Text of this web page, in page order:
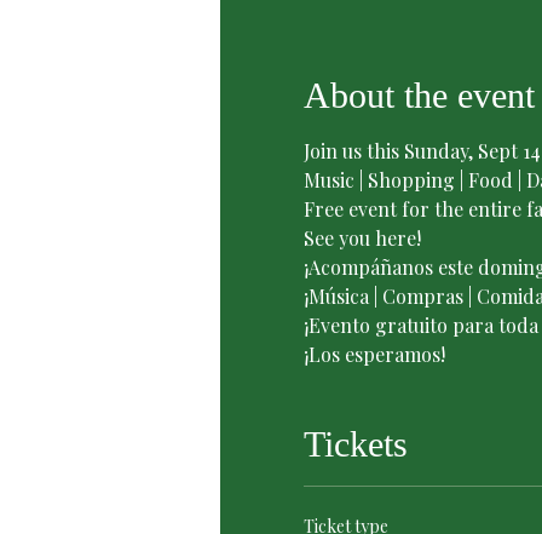
About the event
Join us this Sunday, Sept
Music | Shopping | Food |
Free event for the entire
See you here!
¡Acompáñanos este
¡Música | Compras |
¡Evento gratuito para
¡Los esperamos!
Tickets
Ticket type